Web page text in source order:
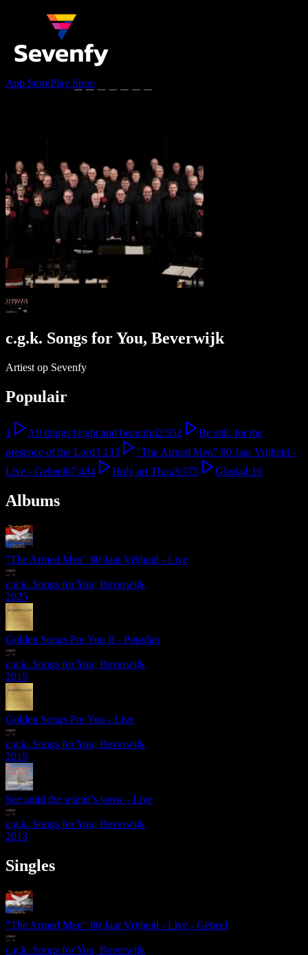
App StorePlay Store
c.g.k. Songs for You, Beverwijk
Artiest op Sevenfy
Populair
1 All things bright and beautiful2:552
Be still, for the
presence of the Lord3:133
"The Armed Men" 80 Jaar Vrijheid -
Live - Geheel67:484 Holy art Thou3:575 Gloria4:16
Albums
"The Armed Men" 80 Jaar Vrijheid - Live
c.g.k. Songs for You, Beverwijk
2025
Golden Songs For You II - Populair
c.g.k. Songs for You, Beverwijk
2015
Golden Songs For You - Live
c.g.k. Songs for You, Beverwijk
2015
See amid the winter's snow - Live
c.g.k. Songs for You, Beverwijk
2013
Singles
"The Armed Men" 80 Jaar Vrijheid - Live - Geheel
c.g.k. Songs for You, Beverwijk